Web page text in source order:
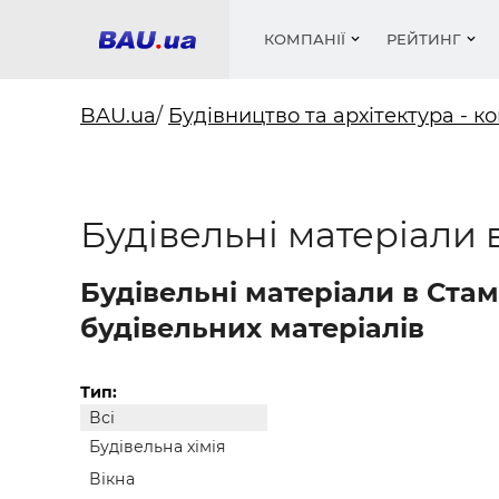
КОМПАНІЇ
Фарби,
РЕЙТИНГ
Медіа
Сипучі
цемент
BAU.ua/ Будівництво та архітектура -
Будівельні матеріали
Будівельні матеріали в
будівельних матеріалів
Тип:
Всі
Будівельна хімія
Вікна